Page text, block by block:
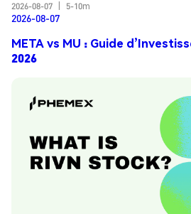
2026-08-07
5-10m
2026-08-07
META vs MU : Guide
2026